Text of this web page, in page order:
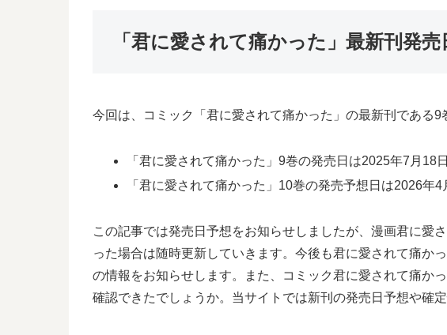
「君に愛されて痛かった」最新刊発
今回は、コミック「君に愛されて痛かった」の最新刊である
「君に愛されて痛かった」9巻の発売日は2025年7月18
「君に愛されて痛かった」10巻の発売予想日は2026年
この記事では発売日予想をお知らせしましたが、漫画君に愛
った場合は随時更新していきます。今後も君に愛されて痛か
の情報をお知らせします。また、コミック君に愛されて痛か
確認できたでしょうか。当サイトでは新刊の発売日予想や確